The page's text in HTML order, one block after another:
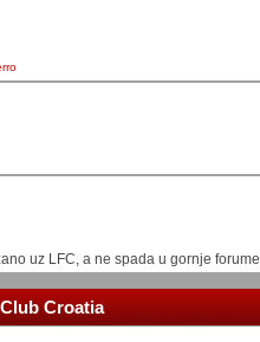
uz LFC, a ne spada u gornje forume.
Croatia